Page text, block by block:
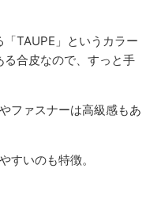
TAUPE」というカラー
合皮なので、すっと手
ファスナーは高級感もあ
すいのも特徴。